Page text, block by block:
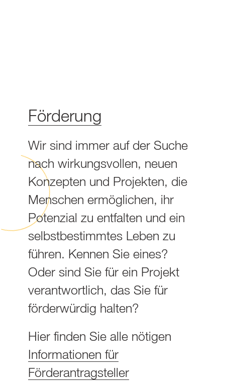
Förderung
Wir sind immer auf der Suche
nach wirkungsvollen, neuen
Konzepten und Projekten, die
Menschen ermöglichen, ihr
Potenzial zu entfalten und ein
selbstbestimmtes Leben zu
führen. Kennen Sie eines?
Oder sind Sie für ein Projekt
verantwortlich, das Sie für
förderwürdig halten?
Hier finden Sie alle nötigen
Informationen für
Förderantragsteller